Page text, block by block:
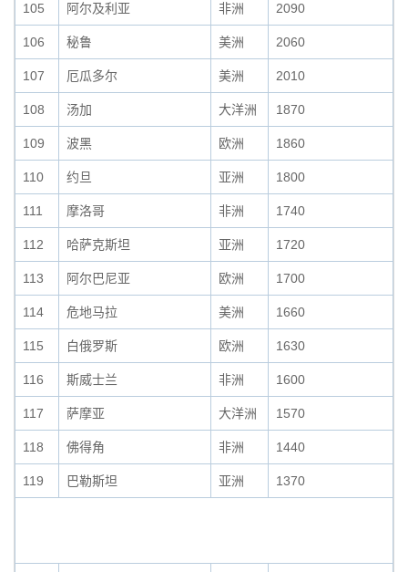
105 阿尔及利亚 非洲 2090
106 秘鲁 美洲 2060
107 厄瓜多尔 美洲 2010
108 汤加 大洋洲 1870
109 波黑 欧洲 1860
110 约旦 亚洲 1800
111 摩洛哥 非洲 1740
112 哈萨克斯坦 亚洲 1720
113 阿尔巴尼亚 欧洲 1700
114 危地马拉 美洲 1660
115 白俄罗斯 欧洲 1630
116 斯威士兰 非洲 1600
117 萨摩亚 大洋洲 1570
118 佛得角 非洲 1440
119 巴勒斯坦 亚洲 1370